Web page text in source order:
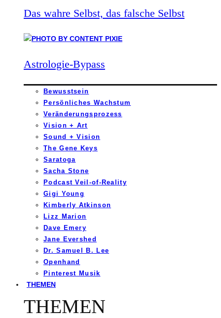
Das wahre Selbst, das falsche Selbst
Astrologie-Bypass
Bewusstsein
Persönliches Wachstum
Veränderungsprozess
Vision + Art
Sound + Vision
The Gene Keys
Saratoga
Sacha Stone
Podcast Veil-of-Reality
Gigi Young
Kimberly Atkinson
Lizz Marion
Dave Emery
Jane Evershed
Dr. Samuel B. Lee
Openhand
Pinterest Musik
THEMEN
THEMEN